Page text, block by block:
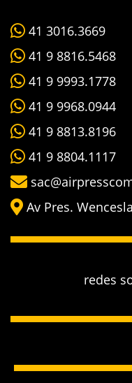
41 3016.3669
41 9 8816.5468
41 9 9993.1778
41 9 9968.0944
41 9 8813.8196
41 9 8804.1117
Av Pres.
redes